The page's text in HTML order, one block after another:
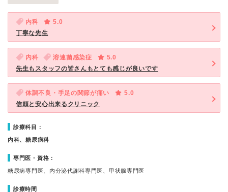
内科
5.0
丁寧な先生
内科 溶連菌感染症
5.0
先生もスタッフの皆さんもとても感じが良いです
体調不良・手足の関節が痛い
5.0
信頼と安心出来るクリニック
診療科目：
内科、糖尿病科
専門医・資格：
糖尿病専門医、内分泌代謝科専門医、甲状腺専門医
診療時間